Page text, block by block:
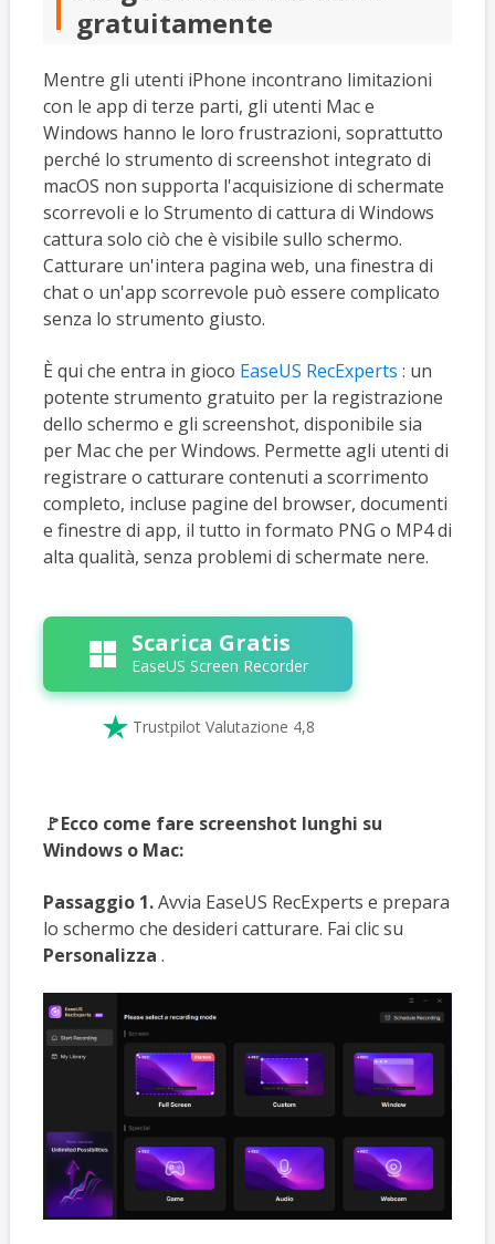
gratuitamente
Mentre gli utenti iPhone incontrano limitazioni
con le app di terze parti, gli utenti Mac e
Windows hanno le loro frustrazioni, soprattutto
perché lo strumento di screenshot integrato di
macOS non supporta l'acquisizione di schermate
scorrevoli e lo Strumento di cattura di Windows
cattura solo ciò che è visibile sullo schermo.
Catturare un'intera pagina web, una finestra di
chat o un'app scorrevole può essere complicato
senza lo strumento giusto.
È qui che entra in gioco EaseUS RecExperts : un
potente strumento gratuito per la registrazione
dello schermo e gli screenshot, disponibile sia
per Mac che per Windows. Permette agli utenti di
registrare o catturare contenuti a scorrimento
completo, incluse pagine del browser, documenti
e finestre di app, il tutto in formato PNG o MP4 di
alta qualità, senza problemi di schermate nere.
Scarica Gratis
EaseUS Screen Recorder
 Trustpilot Valutazione 4,8
🚩Ecco come fare screenshot lunghi su
Windows o Mac:
Passaggio 1.Avvia EaseUS RecExperts e prepara
lo schermo che desideri catturare. Fai clic su
Personalizza .